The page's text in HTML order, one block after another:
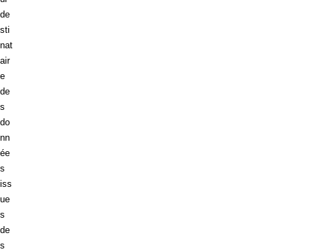
de
sti
nat
air
e
de
s
do
nn
ée
s
iss
ue
s
de
s